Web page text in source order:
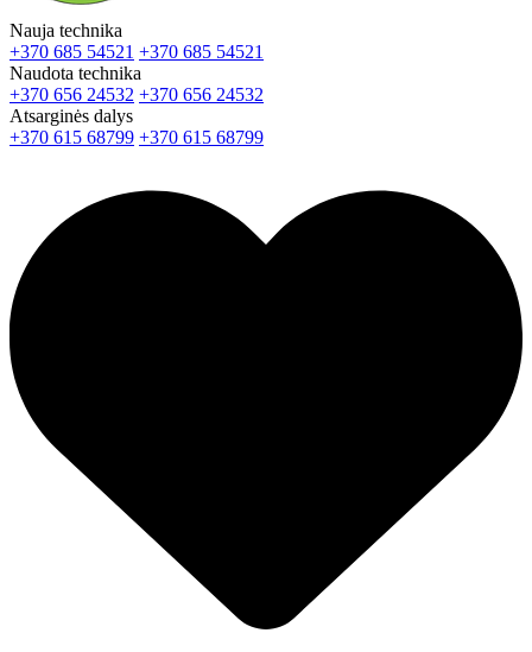
Nauja technika
+370 685 54521 +370 685 54521
Naudota technika
+370 656 24532 +370 656 24532
Atsarginės dalys
+370 615 68799 +370 615 68799